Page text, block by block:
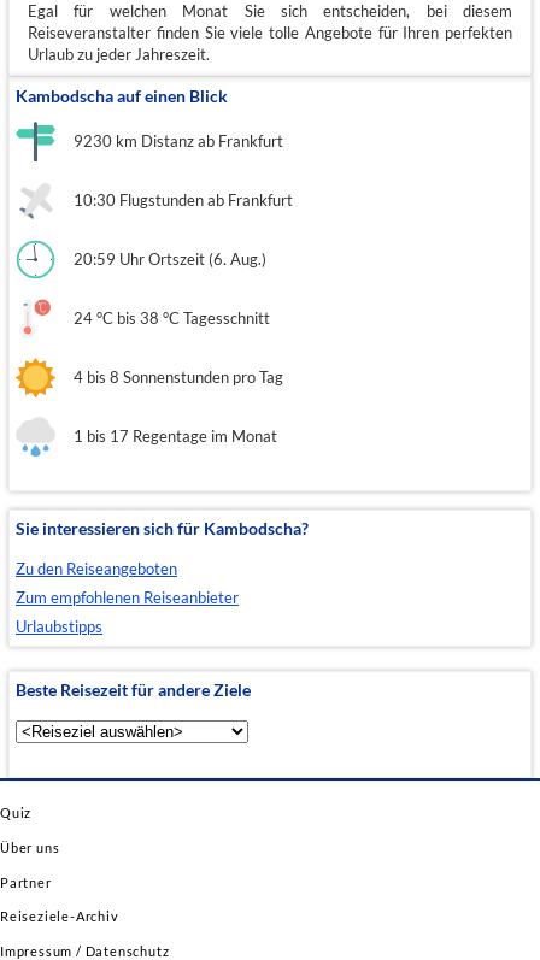
Egal für welchen Monat Sie sich entscheiden, bei diesem
Reiseveranstalter finden Sie viele tolle Angebote für Ihren perfekten
Urlaub zu jeder Jahreszeit.
Kambodscha auf einen Blick
9230 km Distanz ab Frankfurt
10:30 Flugstunden ab Frankfurt
20:59 Uhr Ortszeit (6. Aug.)
24 °C bis 38 °C Tagesschnitt
4 bis 8 Sonnenstunden pro Tag
1 bis 17 Regentage im Monat
Sie interessieren sich für Kambodscha?
Zu den Reiseangeboten
Zum empfohlenen Reiseanbieter
Urlaubstipps
Beste Reisezeit für andere Ziele
Quiz
Über uns
Partner
Reiseziele-Archiv
Impressum / Datenschutz